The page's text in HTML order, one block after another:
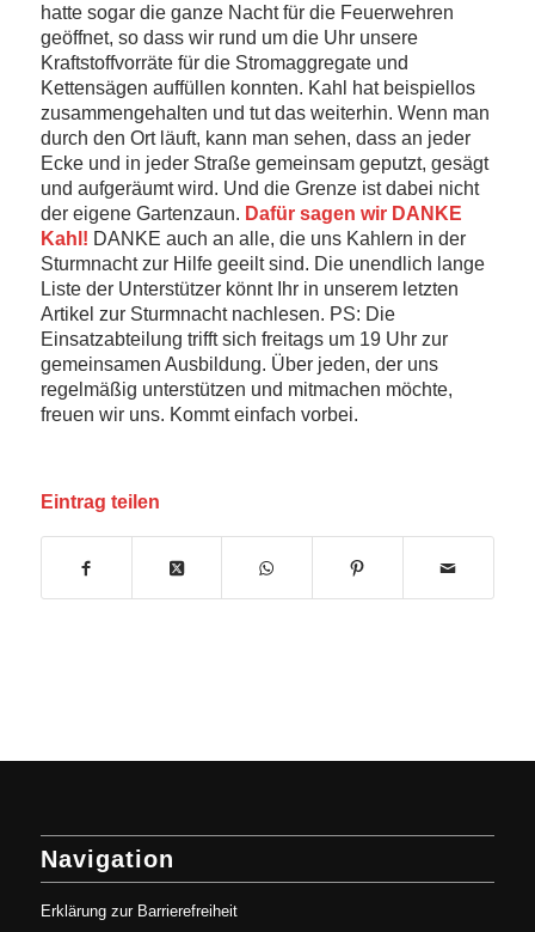
hatte sogar die ganze Nacht für die Feuerwehren
geöffnet, so dass wir rund um die Uhr unsere
Kraftstoffvorräte für die Stromaggregate und
Kettensägen auffüllen konnten. Kahl hat beispiellos
zusammengehalten und tut das weiterhin. Wenn man
durch den Ort läuft, kann man sehen, dass an jeder
Ecke und in jeder Straße gemeinsam geputzt, gesägt
und aufgeräumt wird. Und die Grenze ist dabei nicht
der eigene Gartenzaun. Dafür sagen wir DANKE
Kahl! DANKE auch an alle, die uns Kahlern in der
Sturmnacht zur Hilfe geeilt sind. Die unendlich lange
Liste der Unterstützer könnt Ihr in unserem letzten
Artikel zur Sturmnacht nachlesen. PS: Die
Einsatzabteilung trifft sich freitags um 19 Uhr zur
gemeinsamen Ausbildung. Über jeden, der uns
regelmäßig unterstützen und mitmachen möchte,
freuen wir uns. Kommt einfach vorbei.
Eintrag teilen
Navigation
Erklärung zur Barrierefreiheit